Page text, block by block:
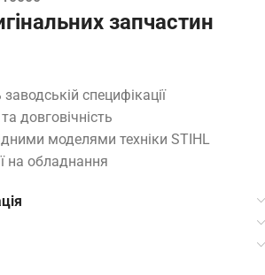
запчастин
специфікації
довговічність
моделями техніки STIHL
на обладнання